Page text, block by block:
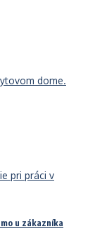
u zákazníka